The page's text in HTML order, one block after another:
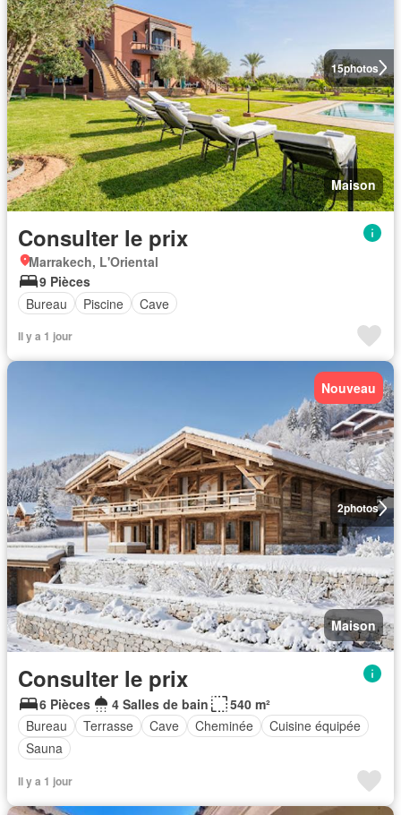
15photos
Maison
Consulter le prix
Marrakech, L'Oriental
9 Pièces
Bureau
Piscine Cave
Il y a 1 jour
2photos
Nouveau
Maison
Consulter le prix
6 Pièces 4 Salles de bain
540 m²
Bureau
Terrasse Cave Cheminée
Cuisine équipée
Sauna
Il y a 1 jour